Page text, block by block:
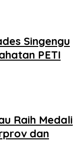
Singengu
PETI
Raih Medali
dan